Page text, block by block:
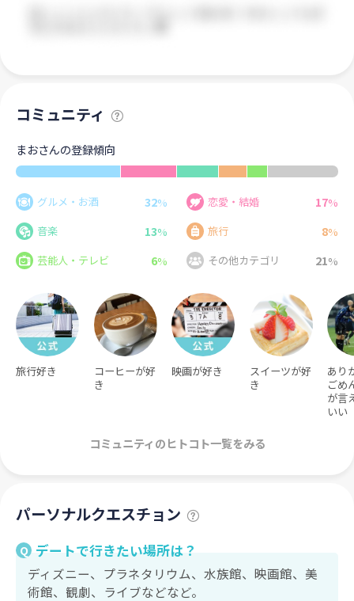
コミュニティ
まおさんの登録傾向
グルメ・お酒 32% 恋愛・結婚 17%
音楽
13% 旅行 8%
芸能人・テレビ
6% その他カテゴリ 21%
旅行好き
コーヒーが好
き
映画が好き
スイーツが好
き
あり
ごめ
が言
いい
コミュニティのヒトコト一覧をみる
パーソナルクエスチョン
Q デートで行きたい場所は？
ディズニー、プラネタリウム、水族館、映画館、美
術館、観劇、ライブなどなど。